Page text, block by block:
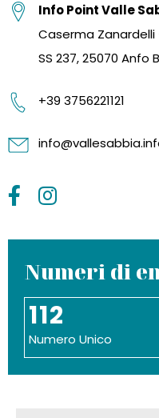
Info Point Valle
Caserma Zanardelli
SS 237, 25070 Anfo
+39 3756221121
Numeri di
112
Numero Unico